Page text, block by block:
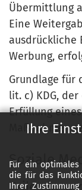
Ihre
Für ein optimales
die für das
Ihrer
Übermittlung
Eine
ausdrückliche
Werbung,
Grundlage für
lit. c) KDG,
Erfüllung
Maßnahmen
Soziale
Teilen in